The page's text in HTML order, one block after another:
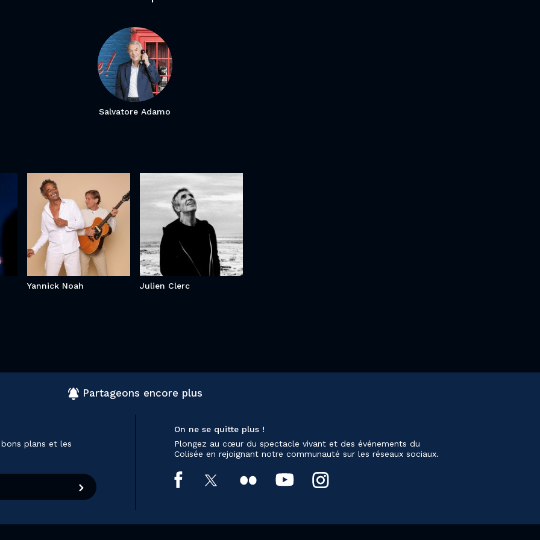
Salvatore Adamo
Yannick Noah
Yannick Noah
Julien Clerc
Julien Clerc
Partageons encore plus
plans et les
On ne se quitte plus !
Plongez au cœur du spectacle vivant et des événements du
Colisée en rejoignant notre communauté sur les réseaux sociaux.